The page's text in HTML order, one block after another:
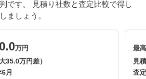
です。 見積り社数と査定比較で得し
ましょう。
万円
35.0万円差）
月
最
見
査